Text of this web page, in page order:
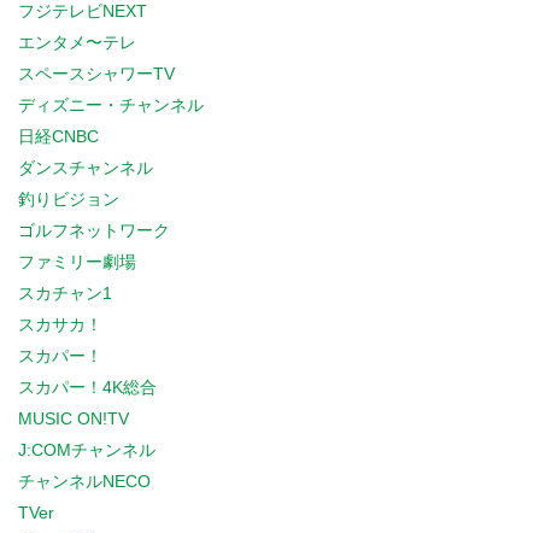
フジテレビNEXT
エンタメ〜テレ
スペースシャワーTV
ディズニー・チャンネル
日経CNBC
ダンスチャンネル
釣りビジョン
ゴルフネットワーク
ファミリー劇場
スカチャン1
スカサカ！
スカパー！
スカパー！4K総合
MUSIC ON!TV
J:COMチャンネル
チャンネルNECO
TVer